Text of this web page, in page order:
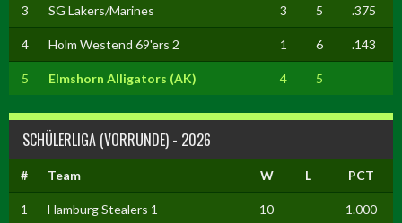
3 SG Lakers/Marines 3 5 .375
4 Holm Westend 69'ers 2 1 6 .143
5 Elmshorn Alligators (AK) 4 5
SCHÜLERLIGA (VORRUNDE) - 2026
# Team W L PCT
1 Hamburg Stealers 1 10 - 1.000